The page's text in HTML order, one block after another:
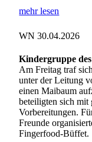
mehr lesen
WN 30.04.2026
Kindergruppe
Am Freitag traf
unter der Leitung
einen Maibaum
beteiligten sich mit
Vorbereitungen.
Freunde
Fingerfood-Büffet.